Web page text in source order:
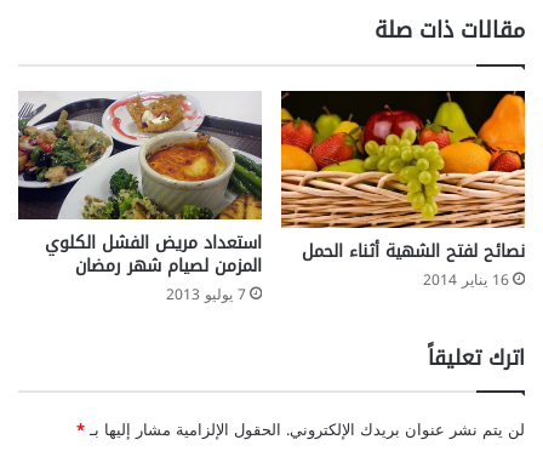
ب
س
ر
ط
ا
ن
ا
ل
ب
ر
و
ت
ا
ت
ل
ل
ب
ع
ض
ا
ل
أ
ط
ع
م
مقالات ذات صلة
نصائح لفتح الشهية أثناء الحمل
16 يناير 2014
استعداد مريض الفشل الكلوي
المزمن لصيام شهر رمضان
7 يوليو 2013
اترك تعليقاً
لن يتم نشر عنوان بريدك الإلكتروني. الحقول الإلزامية مشار إليها بـ*